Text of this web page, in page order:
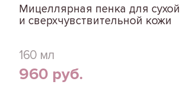
Мицеллярная пенка для сухой
и сверхчувствительной кожи
160 мл
960 руб.